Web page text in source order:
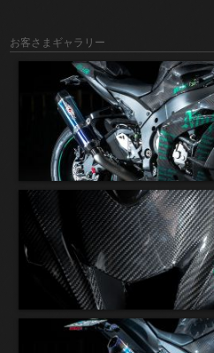
お客さまギャラリー